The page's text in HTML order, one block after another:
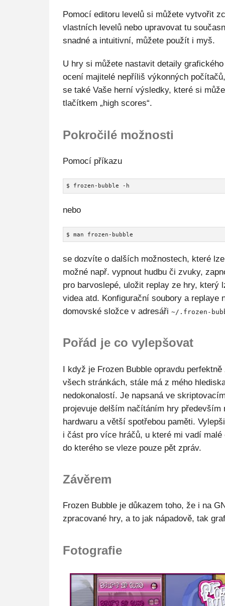
Pomocí editoru levelů si můžete vytvořit
vlastních levelů nebo upravovat tu
snadné a intuitivní, můžete použít i myš.
U hry si můžete nastavit detaily
ocení majitelé nepříliš výkonných
se také Vaše herní výsledky, které si
tlačítkem „high scores“.
Pokročilé možnosti
Pomocí příkazu
$ frozen-bubble -h
nebo
$ man frozen-bubble
se dozvíte o dalších možnostech, které
možné např. vypnout hudbu či zvuky,
pro barvoslepé, uložit replay ze hry, který
videa atd. Konfigurační soubory a replaye
domovské složce v adresáři~/.frozen-
Pořád je co vylepšovat
I když je Frozen Bubble opravdu
všech stránkách, stále má z mého
nedokonalostí. Je napsaná ve
projevuje delším načítáním hry především
hardwaru a větší spotřebou paměti.
i část pro více hráčů, u které mi vadí
do kterého se vleze pouze pět zpráv.
Závěrem
Frozen Bubble je důkazem toho, že i na
zpracované hry, a to jak nápadově, tak
Fotografie